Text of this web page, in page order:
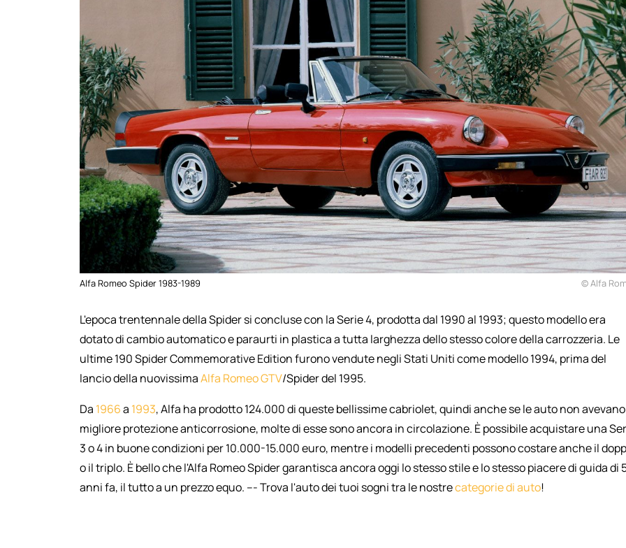
Alfa Romeo Spider 1983-1989 © Alfa
L'epoca trentennale della Spider si concluse con la Serie 4, prodotta dal 1990 al 1993; questo modello era
dotato di cambio automatico e paraurti in plastica a tutta larghezza dello stesso colore della carrozzeria. Le
ultime 190 Spider Commemorative Edition furono vendute negli Stati Uniti come modello 1994, prima del
lancio della nuovissimaAlfa Romeo GTV/Spider del 1995.
Da 1966a 1993, Alfa ha prodotto 124.000 di queste bellissime cabriolet, quindi anche se le auto non
migliore protezione anticorrosione, molte di esse sono ancora in circolazione. È possibile acquistare una
3 o 4 in buone condizioni per 10.000-15.000 euro, mentre i modelli precedenti possono costare anche il
o il triplo. È bello che l'Alfa Romeo Spider garantisca ancora oggi lo stesso stile e lo stesso piacere di guida di
anni fa, il tutto a un prezzo equo. --- Trova l'auto dei tuoi sogni tra le nostrecategorie di auto!